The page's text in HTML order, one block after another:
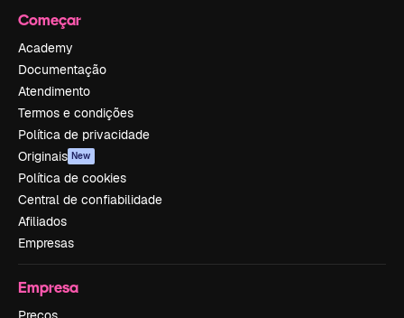
Começar
Academy
Documentação
Atendimento
Termos e condições
Política de privacidade
Originais New
Política de cookies
Central de confiabilidade
Afiliados
Empresas
Empresa